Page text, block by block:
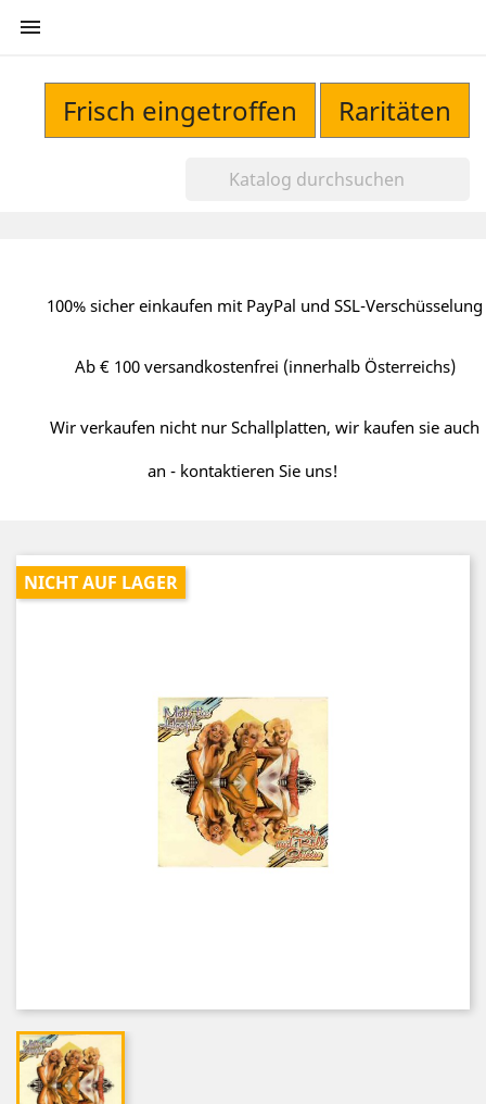

Frisch eingetroffen Raritäten
100% sicher einkaufen mit PayPal und SSL-Verschüsselung
Ab € 100 versandkostenfrei (innerhalb Österreichs)
Wir verkaufen nicht nur Schallplatten, wir kaufen sie auch
an - kontaktieren Sie uns!
NICHT AUF LAGER